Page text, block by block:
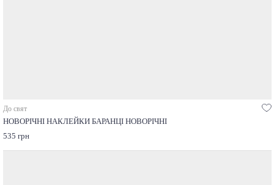
До свят
НОВОРІЧНІ НАКЛЕЙКИ БАРАНЦІ НОВОРІЧНІ
535 грн